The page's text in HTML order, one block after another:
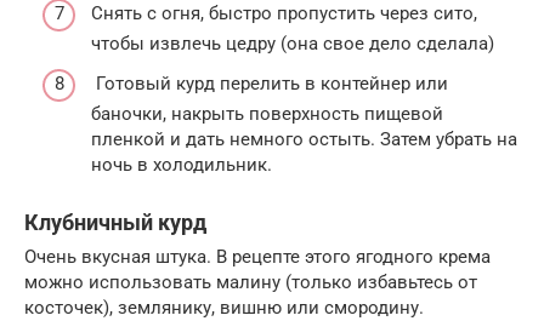
Снять с огня, быстро пропустить через сито,
чтобы извлечь цедру (она свое дело сделала)
Готовый курд перелить в контейнер или
баночки, накрыть поверхность пищевой
пленкой и дать немного остыть. Затем убрать на
ночь в холодильник.
Клубничный курд
Очень вкусная штука. В рецепте этого ягодного крема
можно использовать малину (только избавьтесь от
косточек), землянику, вишню или смородину.